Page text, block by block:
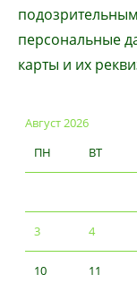
персональные
карты и их
Август 2026
ПН
ВТ
3 4
10 11